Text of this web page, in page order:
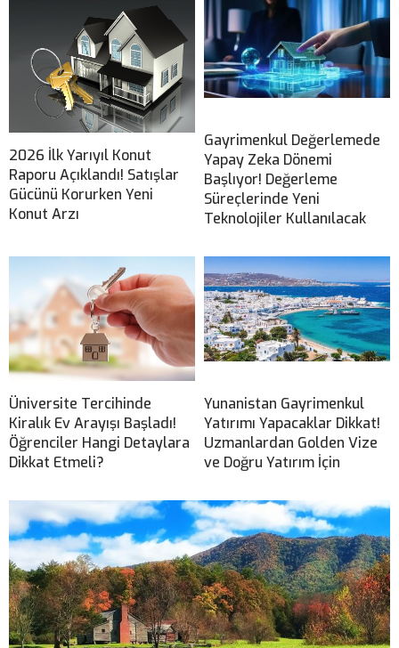
2026 İlk Yarıyıl Konut
Raporu Açıklandı! Satışlar
Gücünü Korurken Yeni
Konut Arzı
Gayrimenkul Değerlemede
Yapay Zeka Dönemi
Başlıyor! Değerleme
Süreçlerinde Yeni
Teknolojiler Kullanılacak
Üniversite Tercihinde
Kiralık Ev Arayışı Başladı!
Öğrenciler Hangi Detaylara
Dikkat Etmeli?
Yunanistan Gayrimenkul
Yatırımı Yapacaklar Dikkat!
Uzmanlardan Golden Vize
ve Doğru Yatırım İçin